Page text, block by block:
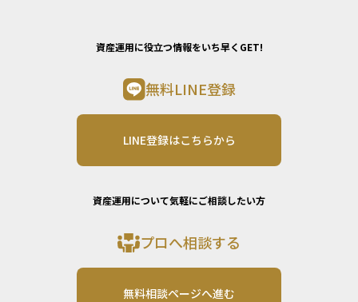
資産運用に役立つ情報をいち早くGET!
無料LINE登録
LINE登録はこちらから
資産運用について気軽にご相談したい方
プロへ相談する
無料相談ページへ進む